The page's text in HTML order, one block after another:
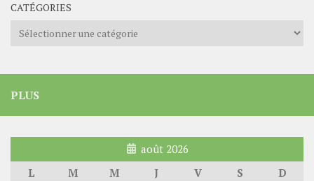
CATÉGORIES
Catégories
PLUS
août 2026
L
M M J V S
D